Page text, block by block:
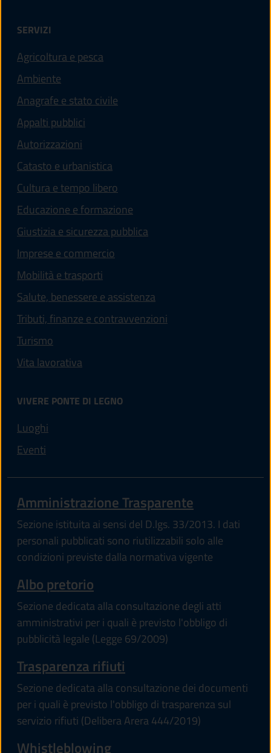
SERVIZI
Agricoltura e pesca
Ambiente
Anagrafe e stato civile
Appalti pubblici
Autorizzazioni
Catasto e urbanistica
Cultura e tempo libero
Educazione e formazione
Giustizia e sicurezza pubblica
Imprese e commercio
Mobilità e trasporti
Salute, benessere e assistenza
Tributi, finanze e contravvenzioni
Turismo
Vita lavorativa
VIVERE PONTE DI LEGNO
Luoghi
Eventi
Amministrazione Trasparente
Sezione istituita ai sensi del D.lgs. 33/2013. I dati
personali pubblicati sono riutilizzabili solo alle
condizioni previste dalla normativa vigente
Albo pretorio
Sezione dedicata alla consultazione degli atti
amministrativi per i quali è previsto l'obbligo di
pubblicità legale (Legge 69/2009)
Trasparenza rifiuti
Sezione dedicata alla consultazione dei documenti
per i quali è previsto l'obbligo di trasparenza sul
servizio rifiuti (Delibera Arera 444/2019)
Whistleblowing